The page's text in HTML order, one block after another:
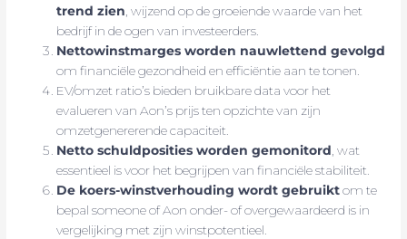
trend zien, wijzend op de groeiende waarde van het
bedrijf in de ogen van investeerders.
Nettowinstmarges worden nauwlettend gevolgd
om financiële gezondheid en efficiëntie aan te tonen.
EV/omzet ratio’s bieden bruikbare data voor het
evalueren van Aon’s prijs ten opzichte van zijn
omzetgenererende capaciteit.
Netto schuldposities worden gemonitord, wat
essentieel is voor het begrijpen van financiële stabiliteit.
De koers-winstverhouding wordt gebruiktom te
bepal someone of Aon onder- of overgewaardeerd is in
vergelijking met zijn winstpotentieel.